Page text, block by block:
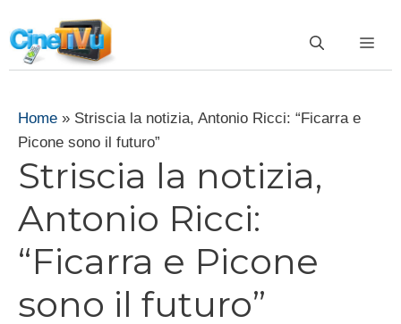
al
contenuto
Home » Striscia la notizia, Antonio Ricci: “Ficarra e
Picone sono il futuro”
Striscia la notizia,
Antonio Ricci:
“Ficarra e Picone
sono il futuro”